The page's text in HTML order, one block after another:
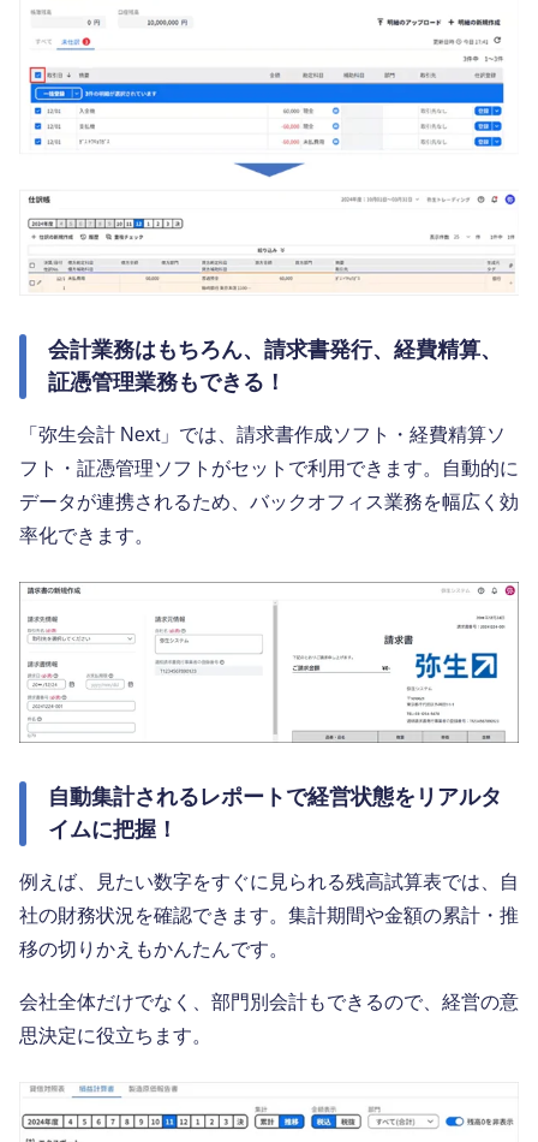
会計業務はもちろん、請求書発行、経費精算、
証憑管理業務もできる！
「弥生会計 Next」では、請求書作成ソフト・経費精算ソ
フト・証憑管理ソフトがセットで利用できます。自動的に
データが連携されるため、バックオフィス業務を幅広く効
率化できます。
自動集計されるレポートで経営状態をリアルタ
イムに把握！
例えば、見たい数字をすぐに見られる残高試算表では、自
社の財務状況を確認できます。集計期間や金額の累計・推
移の切りかえもかんたんです。
会社全体だけでなく、部門別会計もできるので、経営の意
思決定に役立ちます。